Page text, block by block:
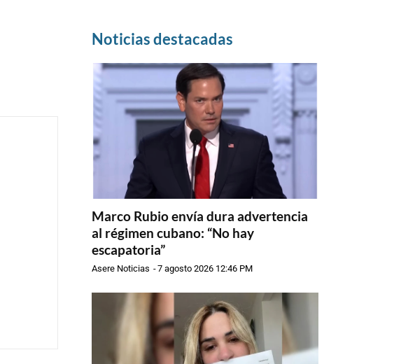
Noticias destacadas
Marco Rubio envía dura advertencia
al régimen cubano: “No hay
escapatoria”
Asere Noticias -7 agosto 2026 12:46 PM